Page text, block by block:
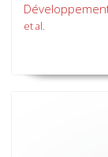
et al.